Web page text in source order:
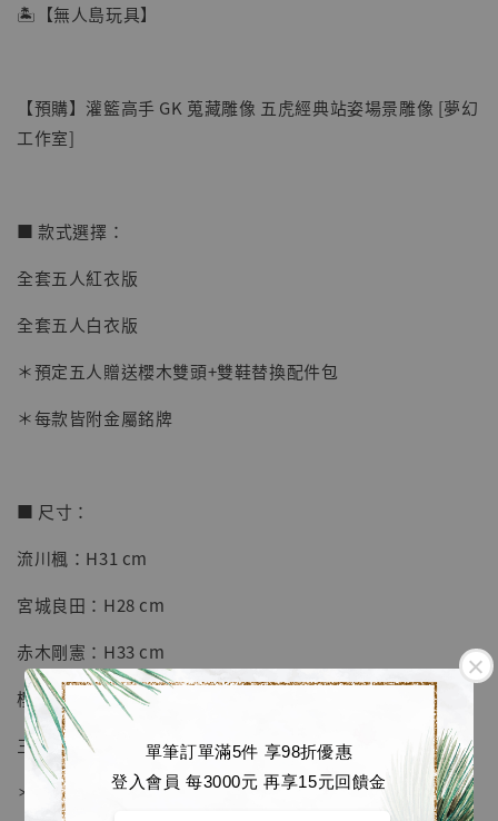
單筆訂單滿5件 享98折優惠
登入會員 每3000元 再享15元回饋金
【店內現貨】七龍珠 系列蒐藏雕像 悟空 鳥山
明紀念款 [奇蹟工作室]
NT$ 5,580
🏝【無人島玩具】
【預購】灌籃高手 GK 蒐藏雕像 五虎經典站姿場景雕像 [夢幻
工作室]
■ 款式選擇：
全套五人紅衣版
全套五人白衣版
＊預定五人贈送櫻木雙頭+雙鞋替換配件包
＊每款皆附金屬銘牌
■ 尺寸：
流川楓：H31 cm
宮城良田：H28 cm
赤木剛憲：H33 cm
櫻木花道：H31.5 cm
三井壽：H30.5 cm
＊人物高度均不含底座